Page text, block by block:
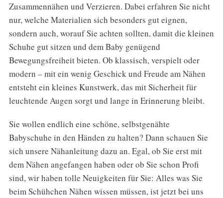
Zusammennähen und Verzieren. Dabei erfahren Sie nicht
nur, welche Materialien sich besonders gut eignen,
sondern auch, worauf Sie achten sollten, damit die kleinen
Schuhe gut sitzen und dem Baby genügend
Bewegungsfreiheit bieten. Ob klassisch, verspielt oder
modern – mit ein wenig Geschick und Freude am Nähen
entsteht ein kleines Kunstwerk, das mit Sicherheit für
leuchtende Augen sorgt und lange in Erinnerung bleibt.
Sie wollen endlich eine schöne, selbstgenähte
Babyschuhe in den Händen zu halten? Dann schauen Sie
sich unsere Nähanleitung dazu an. Egal, ob Sie erst mit
dem Nähen angefangen haben oder ob Sie schon Profi
sind, wir haben tolle Neuigkeiten für Sie: Alles was Sie
beim Schühchen Nähen wissen müssen, ist jetzt bei uns